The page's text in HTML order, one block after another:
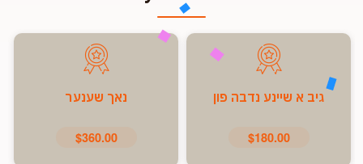
גיב א שיינע נדבה פון
$180.00
נאך שענער
$360.00